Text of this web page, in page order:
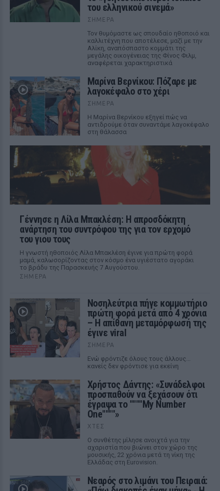
του ελληνικού σινεμά»
ΣΉΜΕΡΑ
Τον θυμόμαστε ως σπουδαίο ηθοποιό και
καλλιτέχνη που αποτέλεσε, μαζί με την
Αλίκη, αναπόσπαστο κομμάτι της
μεγάλης οικογένειας της Φίνος Φιλμ,
αναφέρεται χαρακτηριστικά
Μαρίνα Βερνίκου: Πόζαρε με
λαγοκέφαλο στο χέρι
ΣΉΜΕΡΑ
Η Μαρίνα Βερνίκου εξηγεί πώς να
αντιδρούμε όταν συναντάμε λαγοκέφαλο
στη θάλασσα
Γέννησε η Λίλα Μπακλέση: Η απροσδόκητη
ανάρτηση του συντρόφου της για τον ερχομό
του γιου τους
Η γνωστή ηθοποιός Λίλα Μπακλέση έγινε για πρώτη φορά
μαμά, καλωσορίζοντας στον κόσμο ένα υγιέστατο αγοράκι
το βράδυ της Παρασκευής 7 Αυγούστου.
ΣΉΜΕΡΑ
Νοσηλεύτρια πήγε κομμωτήριο
πρώτη φορά μετά από 4 χρόνια
– Η απίθανη μεταμόρφωσή της
έγινε viral
ΣΉΜΕΡΑ
Ενώ φρόντιζε όλους τους άλλους...
κανείς δεν φρόντισε για εκείνη
Χρήστος Δάντης: «Συνάδελφοι
προσπαθούν να ξεχάσουν ότι
έγραψα το """"My Number
One""""»
ΧΤΕΣ
Ο συνθέτης μίλησε ανοιχτά για την
αχαριστία που βιώνει στον χώρο της
μουσικής, 22 χρόνια μετά τη νίκη της
Ελλάδας στη Eurovision.
Νεαρός στο λιμάνι του Πειραιά: